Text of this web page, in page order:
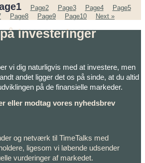
1 Page2 Page3 Page4 Page5
Page8 Page9 Page10 Next »
investeringer
vi dig naturligvis med at investere, men
andet ligger det os på sinde, at du altid
på de finansielle markeder.
eller modtag vores nyhedsbrev
og netværk til TimeTalks med
ligesom vi løbende udsender
vurderinger af markedet.